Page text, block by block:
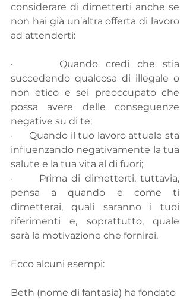
considerare di dimetterti anche se
non hai già un’altra offerta di lavoro
ad attenderti:
·      Quando credi che stia
succedendo qualcosa di illegale o
non etico e sei preoccupato che
possa avere delle conseguenze
negative su di te;
·      Quando il tuo lavoro attuale sta
influenzando negativamente la tua
salute e la tua vita al di fuori;
·      Prima di dimetterti, tuttavia,
pensa a quando e come ti
dimetterai, quali saranno i tuoi
riferimenti e, soprattutto, quale
sarà la motivazione che fornirai.
Ecco alcuni esempi:
Beth (nome di fantasia) ha fondato